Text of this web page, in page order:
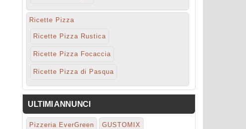
Ricette Pizza
Ricette Pizza Rustica
Ricette Pizza Focaccia
Ricette Pizza di Pasqua
ULTIMI ANNUNCI
Pizzeria EverGreen GUSTOMIX